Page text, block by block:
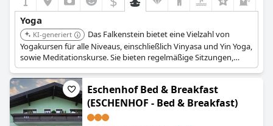
Yoga
KI-generiert
Das Falkenstein bietet eine Vielzahl von
Yogakursen für alle Niveaus, einschließlich Vinyasa und Yin Yoga,
sowie Meditationskurse. Sie bieten regelmäßige Sitzungen,
exklusive Yoga-Retreats und nutzen die umliegende Natur für
die Praxis.
Eschenhof Bed & Breakfast
(ESCHENHOF - Bed & Breakfast)